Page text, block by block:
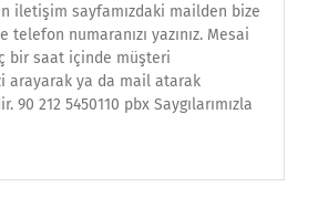
iletişim sayfamızdaki mailden bize
numaranızı yazınız. Mesai
bir saat içinde müşteri
arayarak ya da mail atarak
90 212 5450110 pbx Saygılarımızla